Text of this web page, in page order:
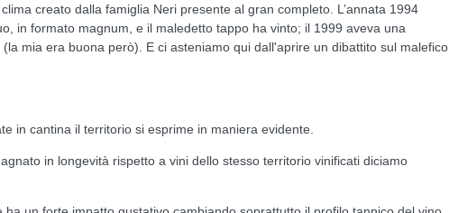
creato dalla famiglia Neri presente al gran completo. L’annata 1994
in formato magnum, e il maledetto tappo ha vinto; il 1999 aveva una
mia era buona però). E ci asteniamo qui dall'aprire un dibattito sul malefico
in cantina il territorio si esprime in maniera evidente.
in longevità rispetto a vini dello stesso territorio vinificati diciamo